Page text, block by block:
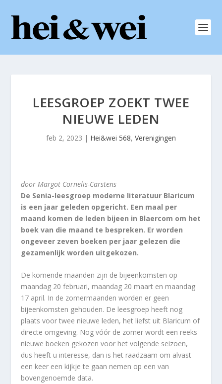
LEESGROEP ZOEKT TWEE
NIEUWE LEDEN
feb 2, 2023 | Hei&wei 568, Verenigingen
door Margot Cornelis-Carstens
De Senia-leesgroep moderne literatuur Blaricum
is een jaar geleden opgericht. Een maal per
maand komen de leden bijeen in Blaercom om het
boek van die maand te bespreken. Er worden
ongeveer zeven boeken per jaar gelezen die
gezamenlijk worden uitgekozen.
De komende maanden zijn de bijeenkomsten op
maandag 20 februari, maandag 20 maart en maandag
17 april. In de zomermaanden worden er geen
bijeenkomsten gehouden. De leesgroep heeft nog
plaats voor twee nieuwe leden, het liefst uit Blaricum of
directe omgeving. Nog vóór de zomer wordt een reeks
nieuwe boeken gekozen voor het volgende seizoen,
dus heeft u interesse, dan is het raadzaam om alvast
een keer een kijkje te gaan nemen op een van
bovengenoemde data.